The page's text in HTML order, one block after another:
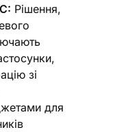
Рішення,
зі
для